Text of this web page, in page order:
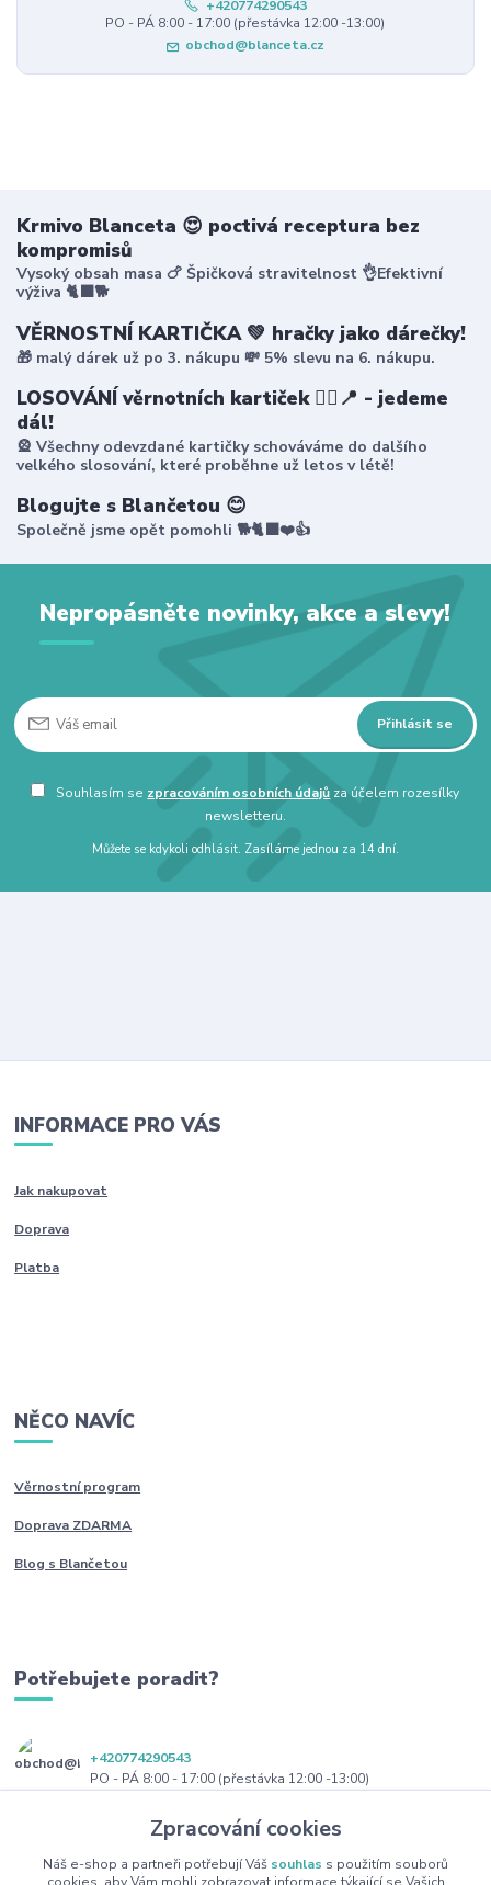
+420774290543
PO - PÁ 8:00 - 17:00 (přestávka 12:00 -13:00)
obchod@blanceta.cz
Krmivo Blanceta 😍 poctivá receptura bez
kompromisů
Vysoký obsah masa 🍗 Špičková stravitelnost 👌Efektivní
výživa 🐈‍⬛🐕
VĚRNOSTNÍ KARTIČKA 💚 hračky jako dárečky!
🎁 malý dárek už po 3. nákupu 💸 5% slevu na 6. nákupu.
LOSOVÁNÍ věrnotních kartiček 🤸‍♀️📍 - jedeme
dál!
🎡 Všechny odevzdané kartičky schováváme do dalšího
velkého slosování, které proběhne už letos v létě!
Blogujte s Blančetou 😊
Společně jsme opět pomohli 🐕🐈‍⬛❤️👍
Nepropásněte novinky, akce a slevy!
Přihlásit se
Souhlasím se zpracováním osobních údajů za účelem rozesílky
newsletteru.
Můžete se kdykoli odhlásit. Zasíláme jednou za 14 dní.
INFORMACE PRO VÁS
Jak nakupovat
Doprava
Platba
NĚCO NAVÍC
Věrnostní program
Doprava ZDARMA
Blog s Blančetou
Potřebujete poradit?
+420774290543
PO - PÁ 8:00 - 17:00 (přestávka 12:00 -13:00)
obchod@blanceta.czZpracování cookies
Náš e-shop a partneři potřebují Váš souhlas s použitím souborů
cookies, aby Vám mohli zobrazovat informace týkající se Vašich